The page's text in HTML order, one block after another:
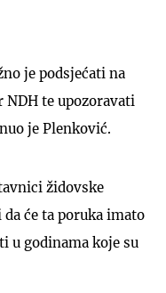
je podsjećati na
te upozoravati
je Plenković.
židovske
će ta poruka imato
u godinama koje su